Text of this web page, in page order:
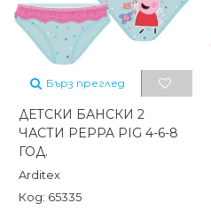
Бърз преглед
ДЕТСКИ БАНСКИ 2
ЧАСТИ PEPPA PIG 4-6-8
ГОД.
Arditex
Код: 65335